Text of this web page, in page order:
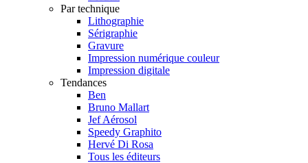
Par technique
Lithographie
Sérigraphie
Gravure
Impression numérique couleur
Impression digitale
Tendances
Ben
Bruno Mallart
Jef Aérosol
Speedy Graphito
Hervé Di Rosa
Tous les éditeurs